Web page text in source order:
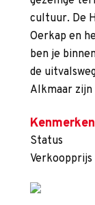
cultuur. De
Oerkap en
ben je
de
Alkmaar
Kenmerken
Status
Verkoopprijs